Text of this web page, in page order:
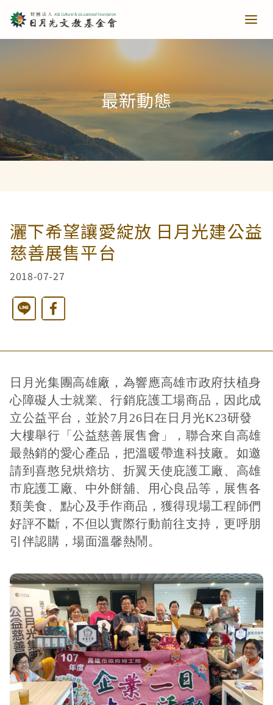
青少培育
助力培育
樂讀種書
教育推廣
當主播遇上古人第一季
西洋藝術奇幻之旅第一季
全球華文學生文學獎-永續日月特別獎
藝文扎根
藝文散策
慈善同樂會
樂齡樂學
公共建設
農田水利
港灣建設
火力電能
水力電能
公共給水
鐵道交通
鐵道立體化
捷運
最新動態
關於我們
關於我們
捐助章程
成果年報
工作報告及財務報表
接受及支付捐補助名冊
工作計畫及經費預算
誠信經營規範
文章搜尋
最新動態
灑下希望讓愛綻放 日月光建公益
慈善展售平台
2018-07-27
Line
日月光集團高雄廠，為響應高雄市政府扶植身
心障礙人士就業、行銷庇護工場商品，因此成
立公益平台，並於7月26日在日月光K23研發
大樓舉行「公益慈善展售會」，聯合來自高雄
最熱銷的愛心產品，把溫暖帶進科技廠。如邀
請到喜憨兒烘焙坊、折翼天使庇護工廠、高雄
市庇護工廠、中外餅舖、用心良品等，展售各
類美食、點心及手作商品，獲得現場工程師們
好評不斷，不但以實際行動前往支持，更呼朋
引伴認購，場面溫馨熱鬧。